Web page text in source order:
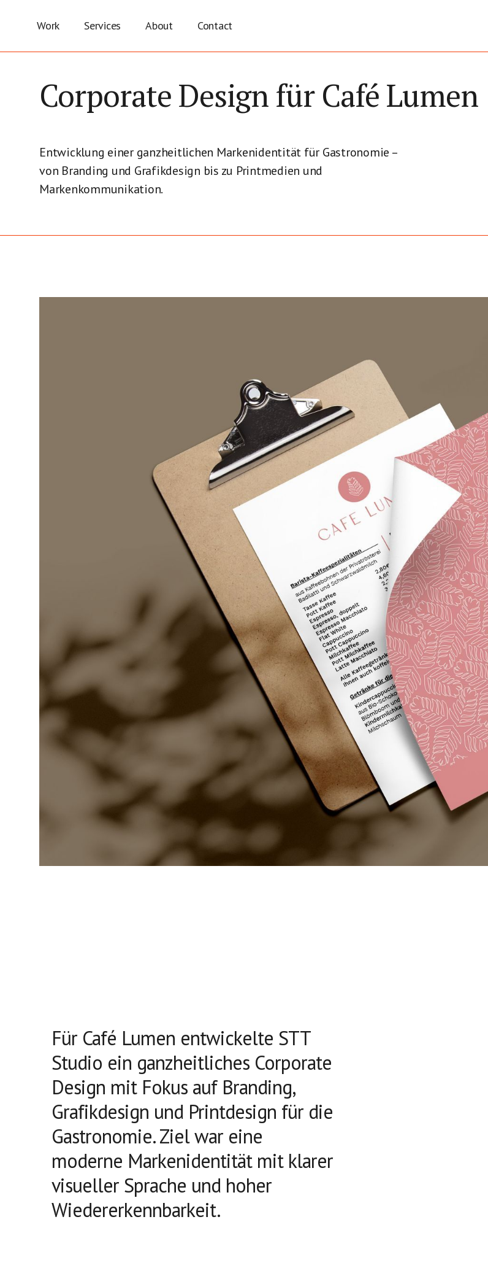
Work Services About Contact
Corporate Design für Café Lumen
Entwicklung einer ganzheitlichen Markenidentität für Gastronomie –
von Branding und Grafikdesign bis zu Printmedien und
Markenkommunikation.
Für Café Lumen entwickelte STT
Studio ein ganzheitliches Corporate
Design mit Fokus auf Branding,
Grafikdesign und Printdesign für die
Gastronomie. Ziel war eine
moderne Markenidentität mit klarer
visueller Sprache und hoher
Wiedererkennbarkeit.